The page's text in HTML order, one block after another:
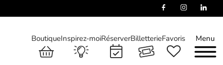
Menu
BoutiqueInspirez-moiRéserverBilletterieFavoris